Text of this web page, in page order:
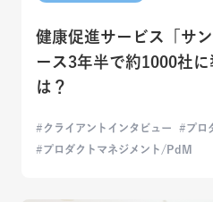
健康促進サービス「サ
ース3年半で約1000社
は？
クライアントインタビュー
プロ
プロダクトマネジメント/PdM